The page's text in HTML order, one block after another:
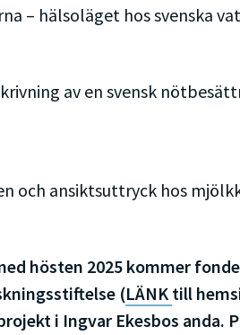
– hälsoläget hos svenska
av en svensk
och ansiktsuttryck hos
hösten 2025 kommer
(LÄNK till
i Ingvar Ekesbos anda.